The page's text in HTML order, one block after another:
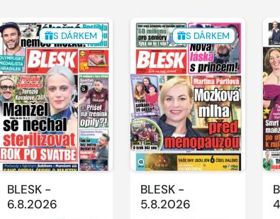
S DÁRKEM
BLESK -
6.8.2026
S DÁRKEM
BLESK -
5.8.2026